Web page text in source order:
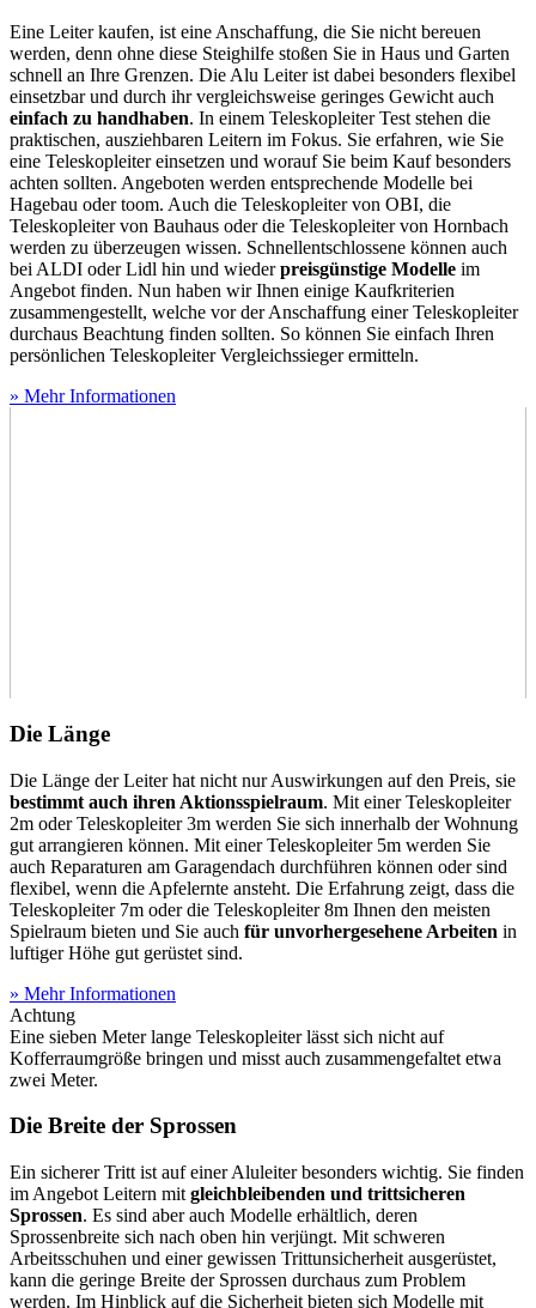
Eine Leiter kaufen, ist eine Anschaffung, die Sie nicht bereuen
werden, denn ohne diese Steighilfe stoßen Sie in Haus und Garten
schnell an Ihre Grenzen. Die Alu Leiter ist dabei besonders flexibel
einsetzbar und durch ihr vergleichsweise geringes Gewicht auch
einfach zu handhaben. In einem Teleskopleiter Test stehen die
praktischen, ausziehbaren Leitern im Fokus. Sie erfahren, wie Sie
eine Teleskopleiter einsetzen und worauf Sie beim Kauf besonders
achten sollten. Angeboten werden entsprechende Modelle bei
Hagebau oder toom. Auch die Teleskopleiter von OBI, die
Teleskopleiter von Bauhaus oder die Teleskopleiter von Hornbach
werden zu überzeugen wissen. Schnellentschlossene können auch
bei ALDI oder Lidl hin und wiederpreisgünstige Modelle im
Angebot finden. Nun haben wir Ihnen einige Kaufkriterien
zusammengestellt, welche vor der Anschaffung einer Teleskopleiter
durchaus Beachtung finden sollten. So können Sie einfach Ihren
persönlichen Teleskopleiter Vergleichssieger ermitteln.
» Mehr Informationen
Die Länge
Die Länge der Leiter hat nicht nur Auswirkungen auf den Preis, sie
bestimmt auch ihren Aktionsspielraum. Mit einer Teleskopleiter
2m oder Teleskopleiter 3m werden Sie sich innerhalb der Wohnung
gut arrangieren können. Mit einer Teleskopleiter 5m werden Sie
auch Reparaturen am Garagendach durchführen können oder sind
flexibel, wenn die Apfelernte ansteht. Die Erfahrung zeigt, dass die
Teleskopleiter 7m oder die Teleskopleiter 8m Ihnen den meisten
Spielraum bieten und Sie auch für unvorhergesehene Arbeiten in
luftiger Höhe gut gerüstet sind.
» Mehr Informationen
Achtung
Eine sieben Meter lange Teleskopleiter lässt sich nicht auf
Kofferraumgröße bringen und misst auch zusammengefaltet etwa
zwei Meter.
Die Breite der Sprossen
Ein sicherer Tritt ist auf einer Aluleiter besonders wichtig. Sie finden
im Angebot Leitern mit gleichbleibenden und trittsicheren
Sprossen. Es sind aber auch Modelle erhältlich, deren
Sprossenbreite sich nach oben hin verjüngt. Mit schweren
Arbeitsschuhen und einer gewissen Trittunsicherheit ausgerüstet,
kann die geringe Breite der Sprossen durchaus zum Problem
werden. Im Hinblick auf die Sicherheit bieten sich Modelle mit